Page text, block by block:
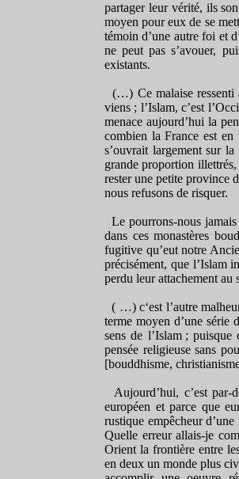
partager leur vérité, ils
moyen pour eux de se
témoin d’une autre foi et
ne peut pas s’avouer,
existants.
(…) Ce malaise ressenti
viens ; l’Islam, c’est
menace aujourd’hui la
combien la France est
s’ouvrait largement sur
grande proportion
rester une petite province
nous refusons de risquer.
Le pourrons-nous
dans ces monastères
fugitive qu’eut notre
précisément, que l’Islam
perdu leur attachement
( …) c‘est l’autre
terme moyen d’une série
sens de l’Islam ;
pensée religieuse sans
[bouddhisme,
Aujourd’hui, c’est par-
européen et parce que
rustique empêcheur
Quelle erreur allais-je
Orient la frontière entre
en deux un monde plus